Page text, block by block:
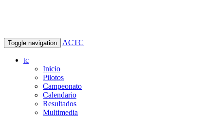
Toggle navigation ACTC
tc
Inicio
Pilotos
Campeonato
Calendario
Resultados
Multimedia